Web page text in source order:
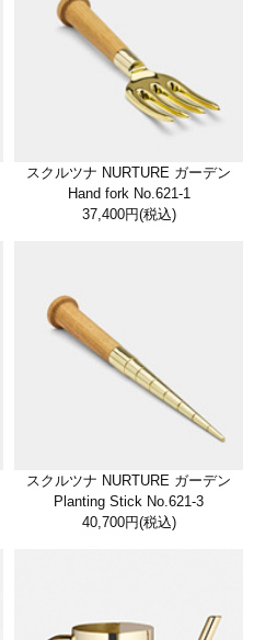
スクルツナ NURTURE ガーデン
Hand fork No.621-1
37,400円(税込)
スクルツナ NURTURE ガーデン
Planting Stick No.621-3
40,700円(税込)